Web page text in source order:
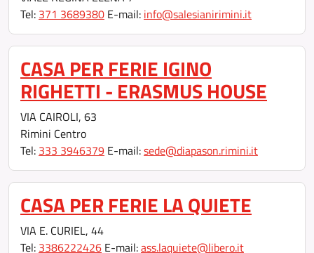
Tel: 371 3689380 E-mail: info@salesianirimini.it
CASA PER FERIE IGINO
RIGHETTI - ERASMUS HOUSE
VIA CAIROLI, 63
Rimini Centro
Tel: 333 3946379 E-mail:sede@diapason.rimini.it
CASA PER FERIE LA QUIETE
VIA E. CURIEL, 44
Tel: 3386222426 E-mail:ass.laquiete@libero.it